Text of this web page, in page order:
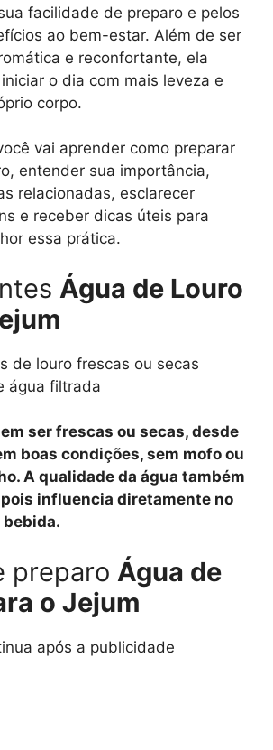
facilidade de preparo e pelos
ao bem-estar. Além de ser
e reconfortante, ela
o dia com mais leveza e
corpo.
vai aprender como preparar
entender sua importância,
relacionadas, esclarecer
e receber dicas úteis para
essa prática.
Água de Louro
de louro frescas ou secas
água filtrada
ser frescas ou secas, desde
boas condições, sem mofo ou
A qualidade da água também
influencia diretamente no
preparo Água de
o Jejum
após a publicidade